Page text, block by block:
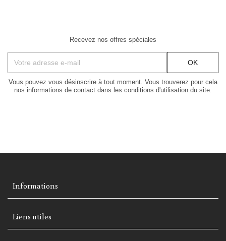
Recevez nos offres spéciales
Vous pouvez vous désinscrire à tout moment. Vous trouverez pour cela
nos informations de contact dans les conditions d'utilisation du site.
Informations
Liens utiles